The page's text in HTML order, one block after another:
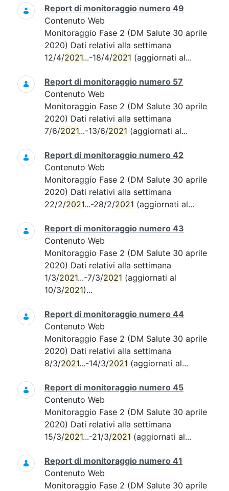
Report di monitoraggio numero 49
Contenuto Web
Monitoraggio Fase 2 (DM Salute 30 aprile
2020) Dati relativi alla settimana
12/4/2021...-18/4/2021 (aggiornati al...
Report di monitoraggio numero 57
Contenuto Web
Monitoraggio Fase 2 (DM Salute 30 aprile
2020) Dati relativi alla settimana
7/6/2021...-13/6/2021 (aggiornati al...
Report di monitoraggio numero 42
Contenuto Web
Monitoraggio Fase 2 (DM Salute 30 aprile
2020) Dati relativi alla settimana
22/2/2021...-28/2/2021 (aggiornati al...
Report di monitoraggio numero 43
Contenuto Web
Monitoraggio Fase 2 (DM Salute 30 aprile
2020) Dati relativi alla settimana
1/3/2021...-7/3/2021 (aggiornati al
10/3/2021)...
Report di monitoraggio numero 44
Contenuto Web
Monitoraggio Fase 2 (DM Salute 30 aprile
2020) Dati relativi alla settimana
8/3/2021...-14/3/2021 (aggiornati al...
Report di monitoraggio numero 45
Contenuto Web
Monitoraggio Fase 2 (DM Salute 30 aprile
2020) Dati relativi alla settimana
15/3/2021...-21/3/2021 (aggiornati al...
Report di monitoraggio numero 41
Contenuto Web
Monitoraggio Fase 2 (DM Salute 30 aprile